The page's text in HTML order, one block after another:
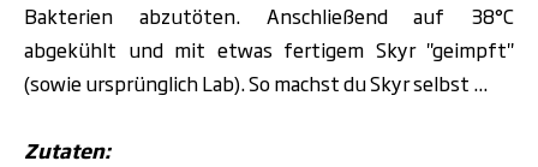
Bakterien abzutöten. Anschließend auf 38°C
abgekühlt und mit etwas fertigem Skyr "geimpft"
(sowie ursprünglich Lab). So machst du Skyr selbst ...
Zutaten: